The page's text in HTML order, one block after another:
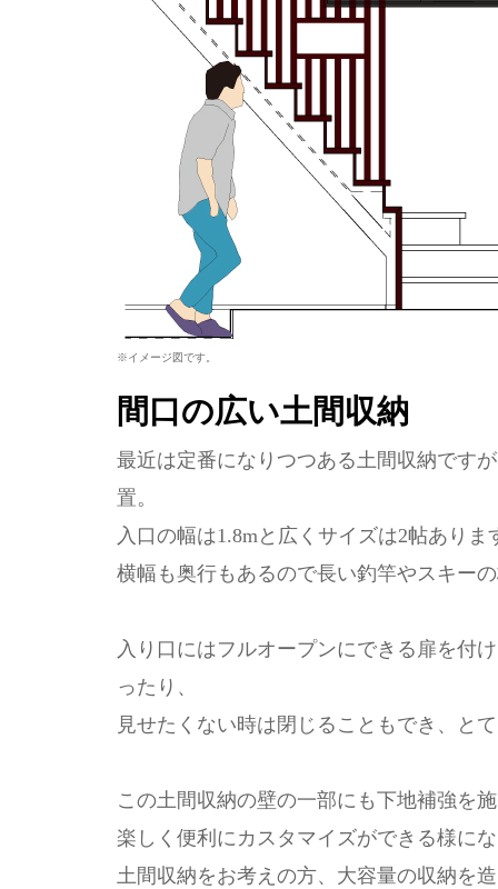
※イメージ図です。
間口の広い土間収納
最近は定番になりつつある土間収納です
置。
入口の幅は1.8mと広くサイズは2帖ありま
横幅も奥行もあるので長い釣竿やスキー
入り口にはフルオープンにできる扉を付
ったり、
見せたくない時は閉じることもでき、と
この土間収納の壁の一部にも下地補強を
楽しく便利にカスタマイズができる様に
土間収納をお考えの方、大容量の収納を